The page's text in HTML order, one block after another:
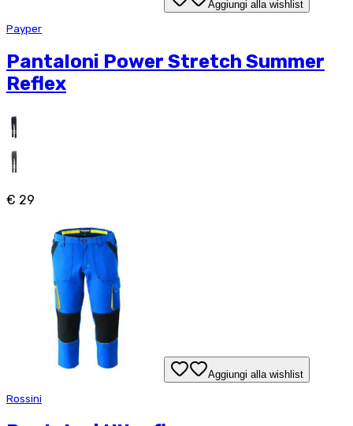
Aggiungi alla wishlist
Payper
Pantaloni Power Stretch Summer
Reflex
€ 29
Aggiungi alla wishlist
Rossini